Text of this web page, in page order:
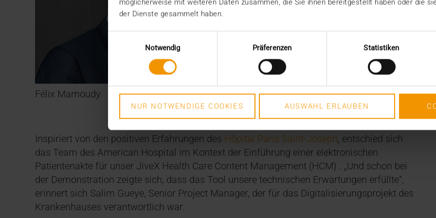
möglicherweise mit weiteren Daten zusammen, die Sie ihnen bereitgestellt haben oder die
der Dienste gesammelt haben.
Notwendig
Präferenzen Statistiken
NUR NOTWENDIGE COOKIES AUSWAHL ERLAUBEN
Félix Mamoudy Salim Gueye
Inspiriert von den positiven Erfahrungen des Hôpital Paris Saint-Joseph, entschied sich
das Team des American Hospital im Kontext der Einführung einer elektronischen
Patientenakte für unser JiveX Health Care Content Management (HCM) . „Und schon bei
der Demonstration zeigte sich, dass das Tool unsere technischen Erwartungen erfüllte“,
erinnert sich Salim Gueye, Senior Project Manager, der für das Digitalisierungsprojekt des
Krankenhauses verantwortlich war.